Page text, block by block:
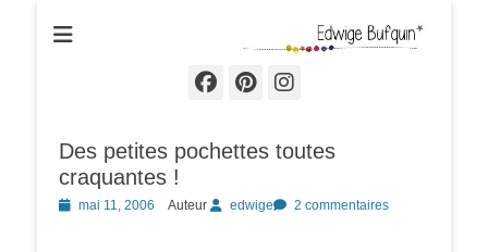
Edwige Bufquin
Facebook
Pinterest
Instagram
Des petites pochettes toutes
craquantes !
Postedmai 11, 2006 Auteur edwige 2 commentaires